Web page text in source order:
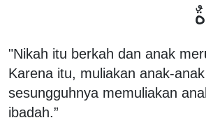
"Nikah itu berkah dan anak
Karena itu, muliakan anak-
sesungguhnya memuliakan
ibadah.”